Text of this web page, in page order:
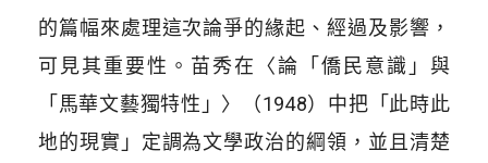
的篇幅來處理這次論爭的緣起、經過及影響，
可見其重要性。苗秀在〈論「僑民意識」與
「馬華文藝獨特性」〉（1948）中把「此時此
地的現實」定調為文學政治的綱領，並且清楚